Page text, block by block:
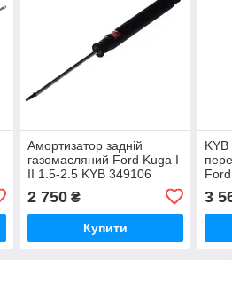
Амортизатор задній
газомасляний Ford Kuga I
II 1.5-2.5 KYB 349106
2 750₴
Купити
3